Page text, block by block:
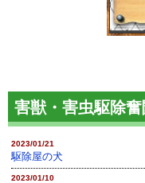
害獣・害虫駆除
2023/01/21
駆除屋の犬
2023/01/10